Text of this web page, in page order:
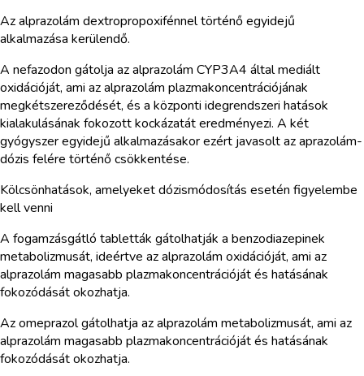
Az alprazolám dextropropoxifénnel történő egyidejű
alkalmazása kerülendő.
A nefazodon gátolja az alprazolám CYP3A4 által mediált
oxidációját, ami az alprazolám plazmakoncentrációjának
megkétszereződését, és a központi idegrendszeri hatások
kialakulásának fokozott kockázatát eredményezi. A két
gyógyszer egyidejű alkalmazásakor ezért javasolt az aprazolám-
dózis felére történő csökkentése.
Kölcsönhatások, amelyeket dózismódosítás esetén figyelembe
kell venni
A fogamzásgátló tabletták gátolhatják a benzodiazepinek
metabolizmusát, ideértve az alprazolám oxidációját, ami az
alprazolám magasabb plazmakoncentrációját és hatásának
fokozódását okozhatja.
Az omeprazol gátolhatja az alprazolám metabolizmusát, ami az
alprazolám magasabb plazmakoncentrációját és hatásának
fokozódását okozhatja.